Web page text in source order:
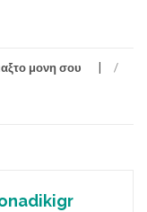
μονη σου /